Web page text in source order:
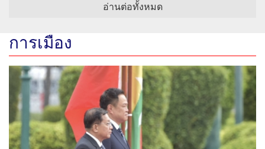
อ่านต่อทั้งหมด
การเมือง